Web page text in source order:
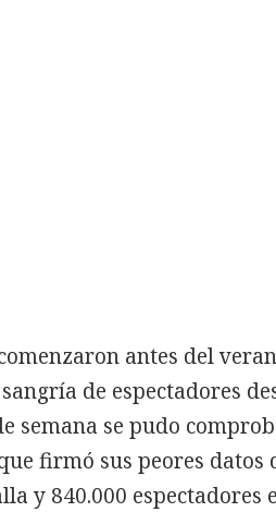
antes del
de espectadores
semana se pudo
firmó sus peores datos
y 840.000 espectadores